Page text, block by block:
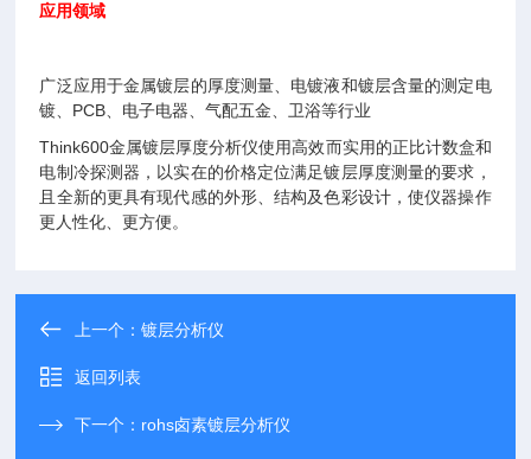
应用领域
广泛应用于金属镀层的厚度测量、电镀液和镀层含量的测定电
镀、PCB、电子电器、气配五金、卫浴等行业
Think600金属镀层厚度分析仪使用高效而实用的正比计数盒和
电制冷探测器，以实在的价格定位满足镀层厚度测量的要求，
且全新的更具有现代感的外形、结构及色彩设计，使仪器操作
更人性化、更方便。
上一个：镀层分析仪
返回列表
下一个： rohs卤素镀层分析仪